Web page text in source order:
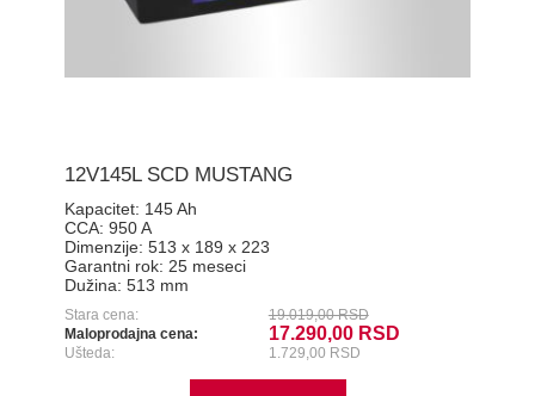
12V145L SCD MUSTANG
Kapacitet: 145 Ah
CCA: 950 A
Dimenzije: 513 x 189 x 223
Garantni rok: 25 meseci
Dužina: 513 mm
Stara cena:
19.019,00 RSD
Maloprodajna cena:
17.290,00 RSD
Ušteda: 1.729,00 RSD